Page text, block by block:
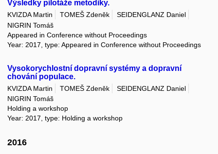
Výsledky pilotáže metodiky.
KVIZDA Martin TOMEŠ Zdeněk
SEIDENGLANZ Daniel
NIGRIN Tomáš
Appeared in Conference without Proceedings
Year: 2017, type: Appeared in Conference without Proceedings
Vysokorychlostní dopravní systémy a dopravní
chování populace.
KVIZDA Martin TOMEŠ Zdeněk
SEIDENGLANZ Daniel
NIGRIN Tomáš
Holding a workshop
Year: 2017, type: Holding a workshop
2016